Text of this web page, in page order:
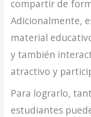
compartir de
Adicionalmente,
material
y también
atractivo y
Para lograrlo,
estudiantes